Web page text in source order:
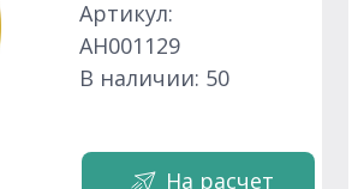
Артикул:
АН001129
В наличии: 50
На расчет